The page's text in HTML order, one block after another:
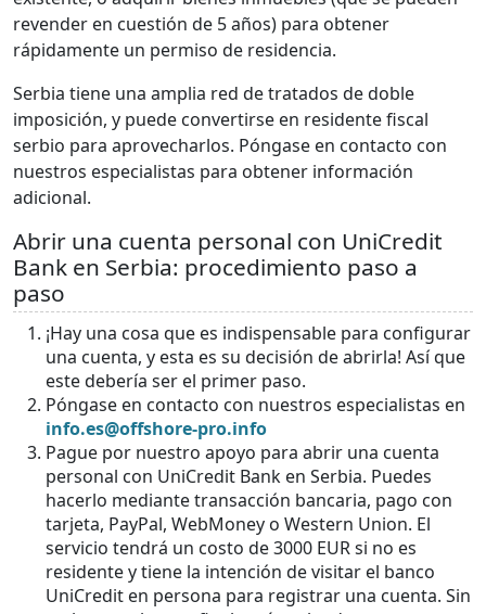
revender en cuestión de 5 años) para obtener
rápidamente un permiso de residencia.
Serbia tiene una amplia red de tratados de doble
imposición, y puede convertirse en residente fiscal
serbio para aprovecharlos. Póngase en contacto con
nuestros especialistas para obtener información
adicional.
Abrir una cuenta personal con UniCredit
Bank en Serbia: procedimiento paso a
paso
¡Hay una cosa que es indispensable para configurar
una cuenta, y esta es su decisión de abrirla! Así que
este debería ser el primer paso.
Póngase en contacto con nuestros especialistas en
info.es@offshore-pro.info
Pague por nuestro apoyo para abrir una cuenta
personal con UniCredit Bank en Serbia. Puedes
hacerlo mediante transacción bancaria, pago con
tarjeta, PayPal, WebMoney o Western Union. El
servicio tendrá un costo de 3000 EUR si no es
residente y tiene la intención de visitar el banco
UniCredit en persona para registrar una cuenta. Sin